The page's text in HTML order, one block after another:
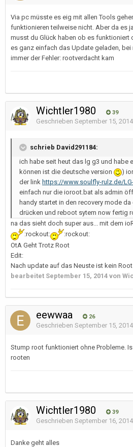
Via pc müsste es eig mit allen Tools
funktionieren teilweise nicht. Aber da es
musst du Glück haben ob es funktioniert
es ganz einfach das Update geladen, bei
immer der Fehler: rootverdacht kam
Wichtler1980 39
Geschrieben September 15, 2014
schrieb David291184:
ich habe seit heut das lg g3 und habe
können ist die deutsche version
)
der link https://www.soulfly-rulz.de/
einfach nur die ioroot.bat als admin
handy startet in den recovery mode
drücken und reboot sytem now fertig
na das sieht doch super aus... mit dem
:rockout:
:rockout:
OtA Geht Trotz Root
Edit:
Nach update auf das Neuste ist kein
bearbeitet September 15, 2014 von
eewwaa 26
Geschrieben September 15, 2014
Stump root funktioniert ohne Probleme.
rooten
Wichtler1980 39
Geschrieben September 16, 2014
Danke geht alles